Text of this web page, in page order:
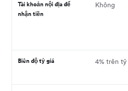
Tài khoản nội địa để
nhận tiền
Không
Biên độ tỷ giá 4% trên tỷ